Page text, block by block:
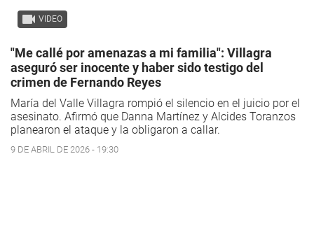
VIDEO
"Me callé por amenazas a mi familia": Villagra
aseguró ser inocente y haber sido testigo del
crimen de Fernando Reyes
María del Valle Villagra rompió el silencio en el juicio por el
asesinato. Afirmó que Danna Martínez y Alcides Toranzos
planearon el ataque y la obligaron a callar.
9 DE ABRIL DE 2026 - 19:30